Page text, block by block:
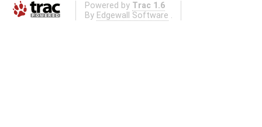
Powered by Trac 1.6
By Edgewall Software .